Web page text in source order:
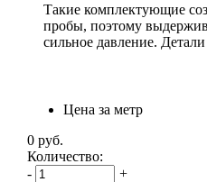
Такие комплектующие
пробы, поэтому
сильное давление.
Цена за метр
0 руб.
Количество:
-
+